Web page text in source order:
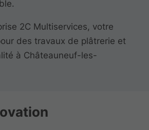
2C Multiservices, votre
des travaux de plâtrerie et
à Châteauneuf-les-